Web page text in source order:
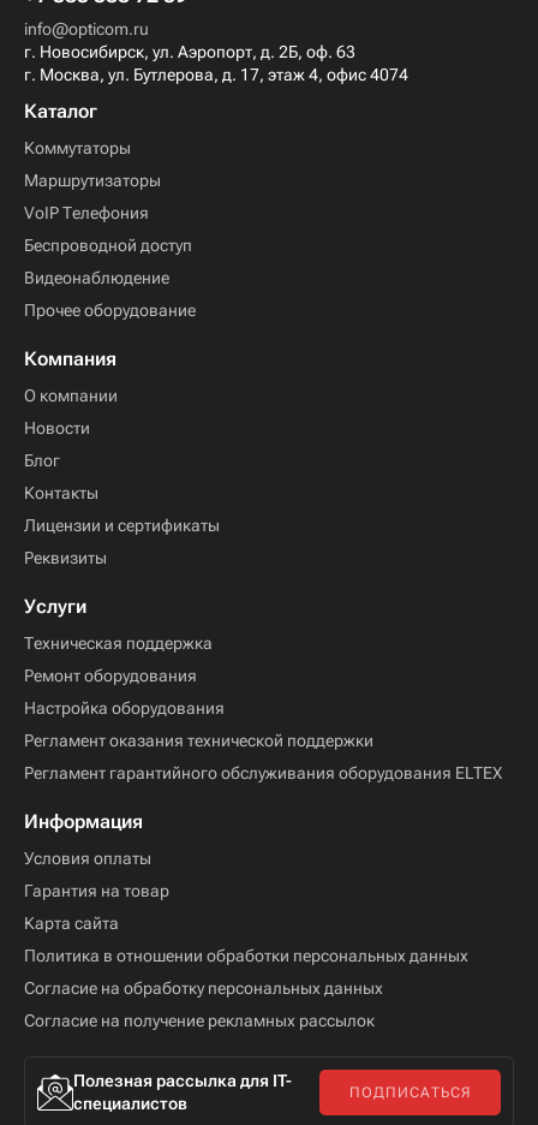
info@opticom.ru
г. Новосибирск, ул. Аэропорт, д. 2Б, оф. 63
г. Москва, ул. Бутлерова, д. 17, этаж 4, офис 4074
Каталог
Коммутаторы
Маршрутизаторы
VoIP Телефония
Беспроводной доступ
Видеонаблюдение
Прочее оборудование
Компания
О компании
Новости
Блог
Контакты
Лицензии и сертификаты
Реквизиты
Услуги
Техническая поддержка
Ремонт оборудования
Настройка оборудования
Регламент оказания технической поддержки
Регламент гарантийного обслуживания оборудования ELTEX
Информация
Условия оплаты
Гарантия на товар
Карта сайта
Политика в отношении обработки персональных данных
Согласие на обработку персональных данных
Согласие на получение рекламных рассылок
Полезная рассылка для IT-
специалистов
ПОДПИСАТЬСЯ